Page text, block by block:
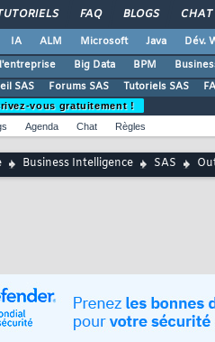
FAQ BLOGS CHAT
IA ALM Microsoft Java Dév.
Big Data BPM
SAS
Forums SAS Tutoriels SAS
vous gratuitement !
Agenda Chat Règles
Business Intelligence SAS